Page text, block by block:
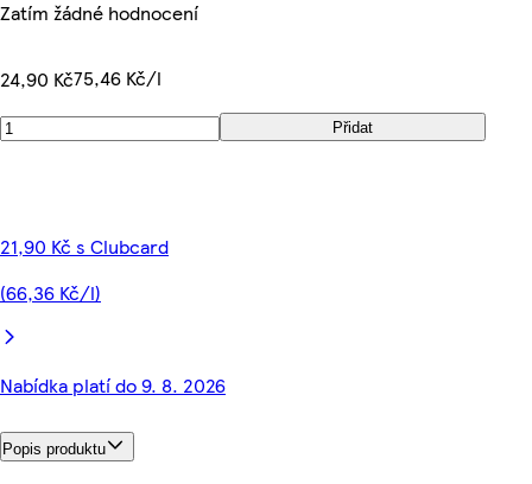
Zatím žádné hodnocení
24,90 Kč75,46 Kč/l
Přidat
21,90 Kč s Clubcard
(66,36 Kč/l)
Nabídka platí do 9. 8. 2026
Popis produktu